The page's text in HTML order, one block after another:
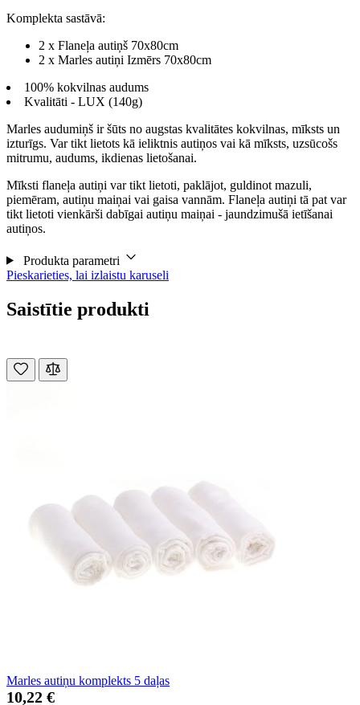
Komplekta sastāvā:
2 x Flaneļa autiņš 70x80cm
2 x Marles autiņi Izmērs 70x80cm
100% kokvilnas audums
Kvalitāti - LUX (140g)
Marles audumiņš ir šūts no augstas kvalitātes kokvilnas, mīksts un
izturīgs. Var tikt lietots kā ieliktnis autiņos vai kā mīksts, uzsūcošs
mitrumu, audums, ikdienas lietošanai.
Mīksti flaneļa autiņi var tikt lietoti, paklājot, guldinot mazuli,
piemēram, autiņu maiņai vai gaisa vannām. Flaneļa autiņi tā pat var
tikt lietoti vienkārši dabīgai autiņu maiņai - jaundzimušā ietīšanai
autiņos.
Produkta parametri
Pieskarieties, lai izlaistu karuseli
Saistītie produkti
Marles autiņu komplekts 5 daļas
10,22 €